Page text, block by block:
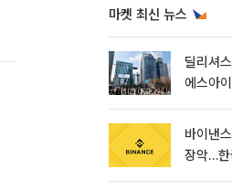
마켓 최신 뉴스
딜리셔
에스아
바이낸
장악…한